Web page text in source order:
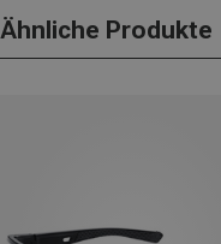
Ähnliche Produkte